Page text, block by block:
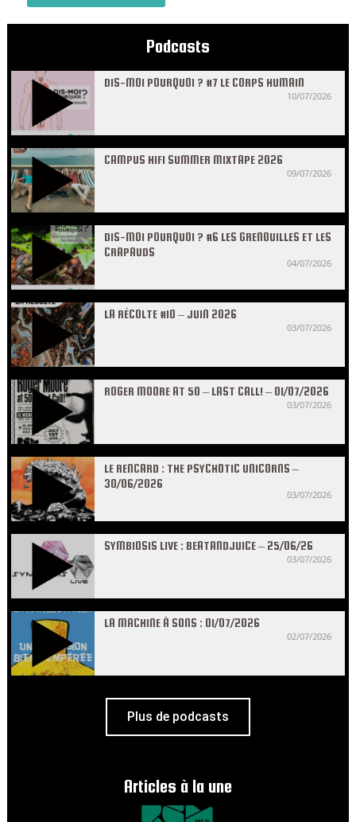
Podcasts
DIS-MOI POURQUOI ? #7 LE CORPS HUMAIN
10/07/2026
CAMPUS HIFI SUMMER MIXTAPE 2026
09/07/2026
DIS-MOI POURQUOI ? #6 LES GRENOUILLES ET LES
CRAPAUDS
04/07/2026
LA RÉCOLTE #10 – JUIN 2026
03/07/2026
ROGER MOORE AT 50 – LAST CALL! – 01/07/2026
03/07/2026
LE RENCARD : THE PSYCHOTIC UNICORNS –
30/06/2026
03/07/2026
SYMBIOSIS LIVE : BEATANDJUICE – 25/06/26
03/07/2026
LA MACHINE À SONS : 01/07/2026
02/07/2026
Plus de podcasts
Articles à la une